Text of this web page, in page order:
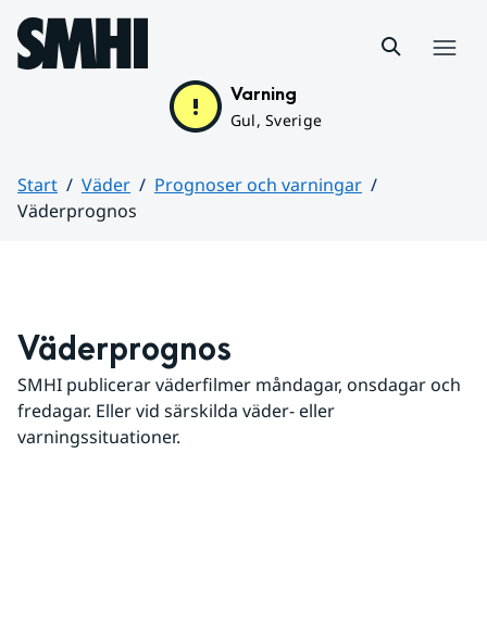
Hoppa till sidans innehåll
Varning
Gul, Sverige
Start Väder
Prognoser och varningar
Väderprognos
Väderprognos
SMHI publicerar väderfilmer måndagar, onsdagar och
fredagar. Eller vid särskilda väder- eller
varningssituationer.